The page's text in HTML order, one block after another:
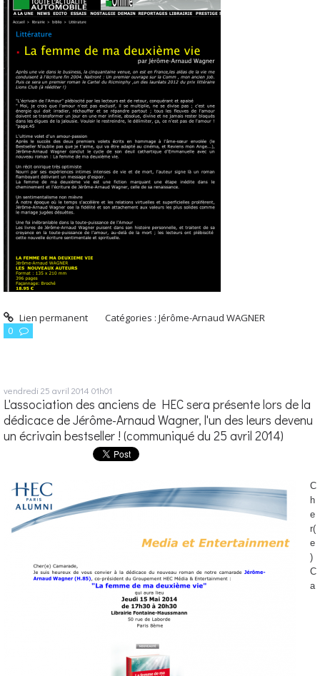
Lien permanent Catégories :Jérôme-Arnaud WAGNER
0
vendredi 25 avril 2014 01h01
L'association des anciens de HEC sera présente lors de la
dédicace de Jérôme-Arnaud Wagner, l'un des leurs devenu
un écrivain bestseller ! (communiqué du 25 avril 2014)
C
h
e
r(
e
)
C
a